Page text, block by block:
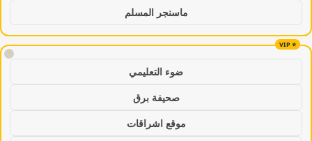
ماسنجر المسلم
!
ضوء التعليمي
صحيفة برق
موقع اشراقات